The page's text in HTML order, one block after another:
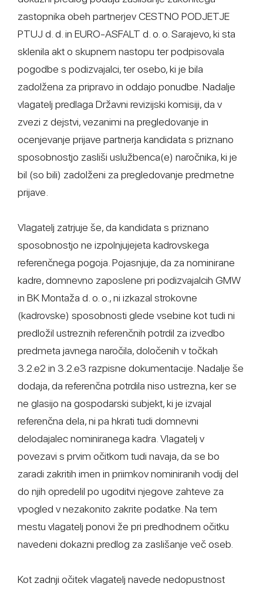
zastopnika obeh partnerjev CESTNO PODJETJE
PTUJ d. d. in EURO-ASFALT d. o. o. Sarajevo, ki sta
sklenila akt o skupnem nastopu ter podpisovala
pogodbe s podizvajalci, ter osebo, ki je bila
zadolžena za pripravo in oddajo ponudbe. Nadalje
vlagatelj predlaga Državni revizijski komisiji, da v
zvezi z dejstvi, vezanimi na pregledovanje in
ocenjevanje prijave partnerja kandidata s priznano
sposobnostjo zasliši uslužbenca(e) naročnika, ki je
bil (so bili) zadolženi za pregledovanje predmetne
prijave.
Vlagatelj zatrjuje še, da kandidata s priznano
sposobnostjo ne izpolnjujejeta kadrovskega
referenčnega pogoja. Pojasnjuje, da za nominirane
kadre, domnevno zaposlene pri podizvajalcih GMW
in BK Montaža d. o. o., ni izkazal strokovne
(kadrovske) sposobnosti glede vsebine kot tudi ni
predložil ustreznih referenčnih potrdil za izvedbo
predmeta javnega naročila, določenih v točkah
3.2.e2 in 3.2.e3 razpisne dokumentacije. Nadalje še
dodaja, da referenčna potrdila niso ustrezna, ker se
ne glasijo na gospodarski subjekt, ki je izvajal
referenčna dela, ni pa hkrati tudi domnevni
delodajalec nominiranega kadra. Vlagatelj v
povezavi s prvim očitkom tudi navaja, da se bo
zaradi zakritih imen in priimkov nominiranih vodij del
do njih opredelil po ugoditvi njegove zahteve za
vpogled v nezakonito zakrite podatke. Na tem
mestu vlagatelj ponovi že pri predhodnem očitku
navedeni dokazni predlog za zaslišanje več oseb.
Kot zadnji očitek vlagatelj navede nedopustnost